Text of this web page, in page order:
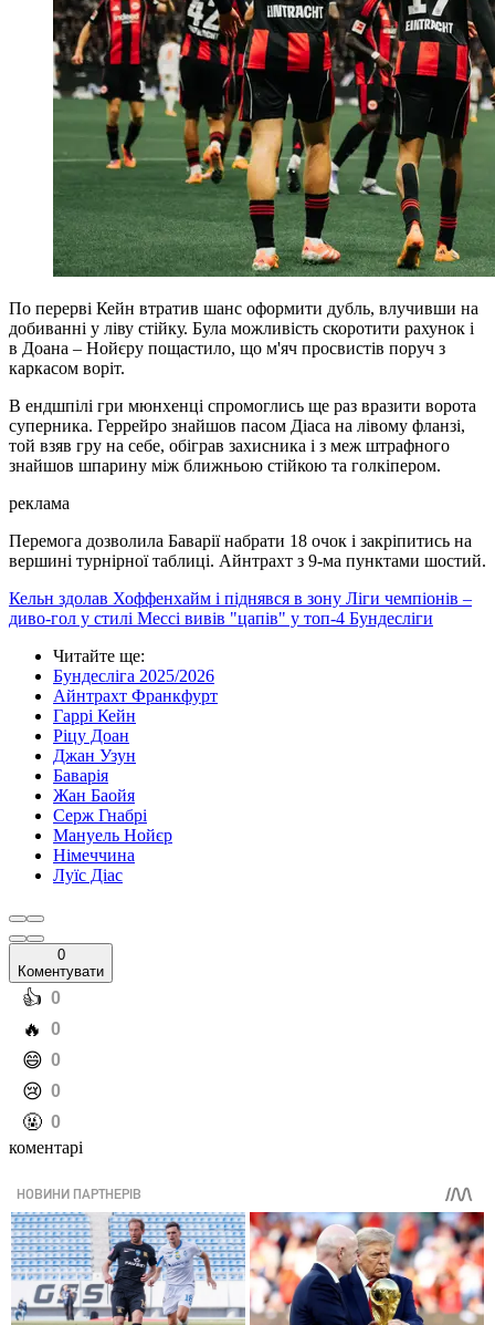
По перерві Кейн втратив шанс оформити дубль, влучивши на
добиванні у ліву стійку. Була можливість скоротити рахунок і
в Доана – Нойєру пощастило, що м'яч просвистів поруч з
каркасом воріт.
В ендшпілі гри мюнхенці спромоглись ще раз вразити ворота
суперника. Геррейро знайшов пасом Діаса на лівому фланзі,
той взяв гру на себе, обіграв захисника і з меж штрафного
знайшов шпарину між ближньою стійкою та голкіпером.
реклама
Перемога дозволила Баварії набрати 18 очок і закріпитись на
вершині турнірної таблиці. Айнтрахт з 9-ма пунктами шостий.
Кельн здолав Хоффенхайм і піднявся в зону Ліги чемпіонів –
диво-гол у стилі Мессі вивів "цапів" у топ-4 Бундесліги
Читайте ще:
Бундесліга 2025/2026
Айнтрахт Франкфурт
Гаррі Кейн
Ріцу Доан
Джан Узун
Баварія
Жан Баойя
Серж Гнабрі
Мануель Нойєр
Німеччина
Луїс Діас
0
Коментувати
️👍 0
️🔥 0
️😄 0
️😢 0
️🤬 0
коментарі